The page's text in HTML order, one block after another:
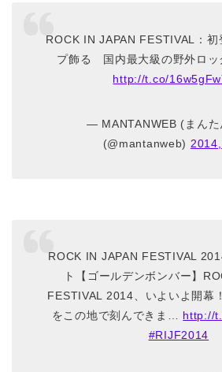
ROCK IN JAPAN FESTIVAL：初
プ飾る 国内最大級の野外ロ
http://t.co/
— MANTANWEB (まんた
(@mantanweb)
ROCK IN JAPAN FESTIVAL
ト【ゴールデンボンバー】
FESTIVAL 2014、いよいよ開
をこの地で刻んできま… http://
#RIJF2014